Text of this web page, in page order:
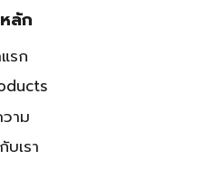
ลัก
รก
าม
บเรา